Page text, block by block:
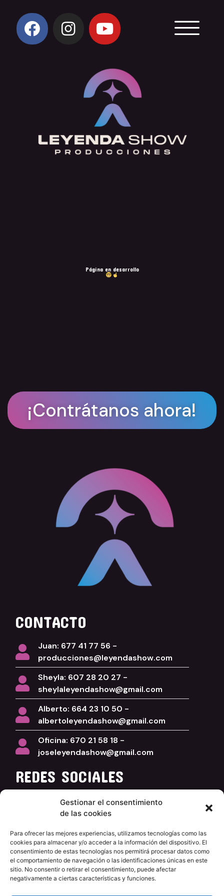
Gestionar el consentimiento
de las cookies
Para ofrecer las mejores experiencias, utilizamos tecnologías como las
cookies para almacenar y/o acceder a la información del dispositivo. El
consentimiento de estas tecnologías nos permitirá procesar datos como
el comportamiento de navegación o las identificaciones únicas en este
sitio. No consentir o retirar el consentimiento, puede afectar
negativamente a ciertas características y funciones.
Página en desarrollo
¡Contrátanos ahora!
CONTACTO
Juan: 677 41 77 56 -
producciones@leyendashow.com
Sheyla: 607 28 20 27 -
sheylaleyendashow@gmail.com
Alberto: 664 23 10 50 -
albertoleyendashow@gmail.com
Oficina: 670 21 58 18 -
joseleyendashow@gmail.com
REDES SOCIALES
Facebook
Instagram
YouTube
INFORMACIÓN
FAQ